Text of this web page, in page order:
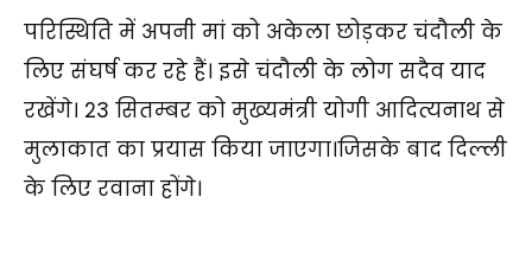
परिस्थिति में अपनी मां को अकेला छोड़कर चंदौली के
लिए संघर्ष कर रहे हैं। इसे चंदौली के लोग सदैव याद
रखेंगे। 23 सितम्बर को मुख्यमंत्री योगी आदित्यनाथ से
मुलाकात का प्रयास किया जाएगा।जिसके बाद दिल्ली
के लिए रवाना होंगे।